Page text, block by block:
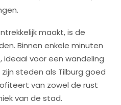
maakt, is de
Binnen enkele minuten
voor een wandeling
steden als Tilburg goed
van zowel de rust
van de stad.